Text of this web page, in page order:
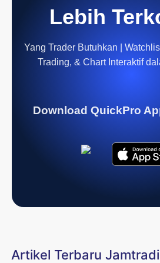
Lebih
Yang Trader Butuhkan |
Trading, & Chart Interaktif
Download QuickPro
Artikel Terbaru